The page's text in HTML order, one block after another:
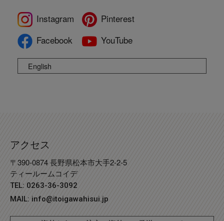
Instagram
Pinterest
Facebook
YouTube
English
アクセス
〒390-0874 長野県松本市大手2-2-5
ティールームコイデ
TEL: 0263-36-3092
MAIL: info@itoigawahisui.jp